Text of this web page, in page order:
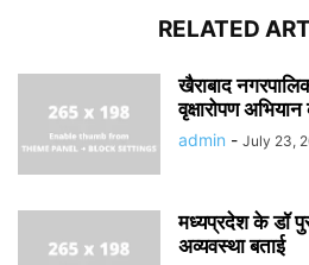
RELATED
खैराबाद
वृक्षारोपण
admin - July 23,
मध्यप्रदेश के डॉ
अव्यवस्था बताई